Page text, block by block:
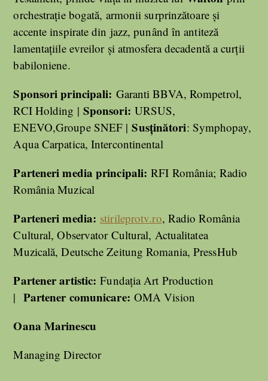
orchestrație bogată, armonii surprinzătoare și
accente inspirate din jazz, punând în antiteză
lamentațiile evreilor și atmosfera decadentă a curții
babiloniene.
Sponsori principali: Garanti BBVA, Rompetrol,
RCI Holding | Sponsori: URSUS,
ENEVO,Groupe SNEF |Susținători: Symphopay,
Aqua Carpatica, Intercontinental
Parteneri media principali: RFI România; Radio
România Muzical
Parteneri media: stirileprotv.ro, Radio România
Cultural, Observator Cultural, Actualitatea
Muzicală, Deutsche Zeitung Romania, PressHub
Partener artistic: Fundația Art Production
| Partener comunicare: OMA Vision
Oana Marinescu
Managing Director